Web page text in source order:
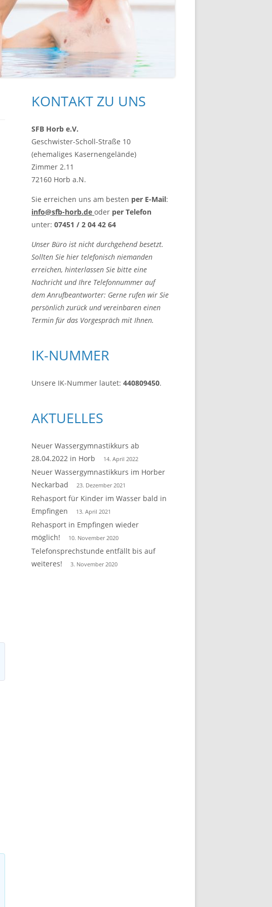
Haupt-
Seitenleiste
KONTAKT ZU UNS
SFB Horb e.V.
Geschwister-Scholl-Straße 10
(ehemaliges Kasernengelände)
Zimmer 2.11
72160 Horb a.N.
Sie erreichen uns am besten per E-Mail:
info@sfb-horb.de oder per Telefon
unter:07451 / 2 04 42 64
Unser Büro ist nicht durchgehend besetzt.
Sollten Sie hier telefonisch niemanden
erreichen, hinterlassen Sie bitte eine
Nachricht und Ihre Telefonnummer auf
dem Anrufbeantworter: Gerne rufen wir Sie
persönlich zurück und vereinbaren einen
Termin für das Vorgespräch mit Ihnen.
IK-NUMMER
Unsere IK-Nummer lautet:440809450.
AKTUELLES
Neuer Wassergymnastikkurs ab
28.04.2022 in Horb
14. April 2022
Neuer Wassergymnastikkurs im Horber
Neckarbad
23. Dezember 2021
Rehasport für Kinder im Wasser bald in
Empfingen
13. April 2021
Rehasport in Empfingen wieder
möglich!
10. November 2020
Telefonsprechstunde entfällt bis auf
weiteres!
3. November 2020